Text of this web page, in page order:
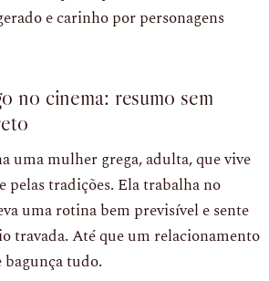
e carinho por personagens
no cinema: resumo sem
uma mulher grega, adulta, que vive
pelas tradições. Ela trabalha no
uma rotina bem previsível e sente
travada. Até que um relacionamento
bagunça tudo.